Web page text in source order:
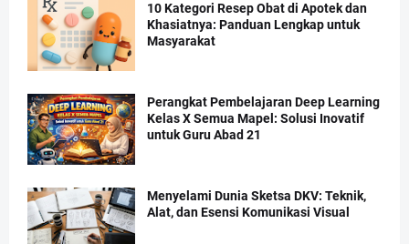
10 Kategori Resep Obat di Apotek dan
Khasiatnya: Panduan Lengkap untuk
Masyarakat
Perangkat Pembelajaran Deep Learning
Kelas X Semua Mapel: Solusi Inovatif
untuk Guru Abad 21
Menyelami Dunia Sketsa DKV: Teknik,
Alat, dan Esensi Komunikasi Visual